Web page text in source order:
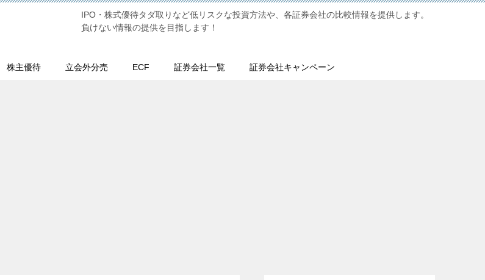
IPO・株式優待タダ取りなど低リスクな投資方法や、各証券会社の比較情報を提供します。
負けない情報の提供を目指します！
株主優待 立会外分売 ECF 証券会社一覧 証券会社キャンペーン